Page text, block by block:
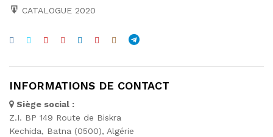
CATALOGUE 2020
INFORMATIONS DE CONTACT
Siège social :
Z.I. BP 149 Route de Biskra
Kechida, Batna (0500), Algérie